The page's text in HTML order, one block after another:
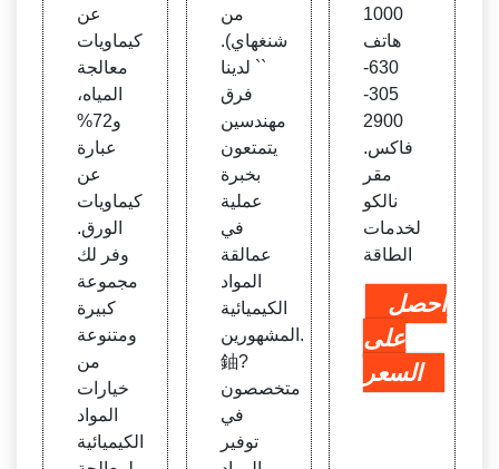
عن
كيماويات
معالجة
المياه،
و72%
عبارة
عن
كيماويات
الورق.
وفر لك
مجموعة
كبيرة
ومتنوعة
من
خيارات
المواد
الكيميائية
من
شنغهاي).
`` لدينا
فرق
مهندسين
يتمتعون
بخبرة
عملية
في
عمالقة
المواد
الكيميائية
المشهورين.
鈾?
متخصصون
في
توفير
1000
هاتف
630-
305-
2900
فاكس.
مقر
نالكو
لخدمات
الطاقة
احصل
على
السعر